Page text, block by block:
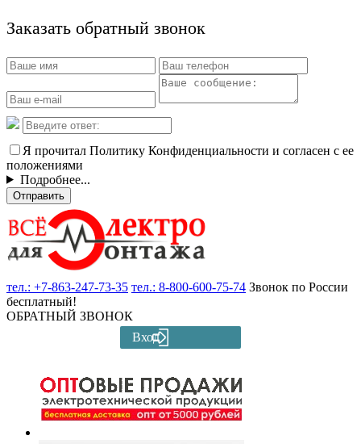
Заказать обратный звонок
Я прочитал Политику Конфиденциальности и согласен с ее
положениями
Подробнее...
Отправить
тел.: +7-863-247-73-35 тел.: 8-800-600-75-74 Звонок по России
бесплатный!
ОБРАТНЫЙ ЗВОНОК
Вход